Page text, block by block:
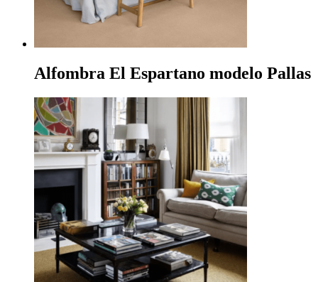
Alfombra El Espartano modelo Pallas